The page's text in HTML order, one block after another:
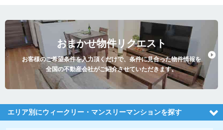
おまかせ物件リクエスト
お客様のご希望条件を入力頂くだけで、条件に見合った物件情報を
全国の不動産会社がご紹介させていただきます。
エリア別にウィークリー・マンスリーマンションを探す